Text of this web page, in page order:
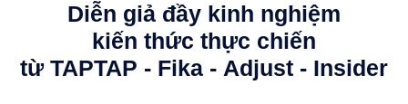
Diễn giả đầy kinh nghiệm
kiến thức thực chiến
từ TAPTAP - Fika - Adjust - Insider